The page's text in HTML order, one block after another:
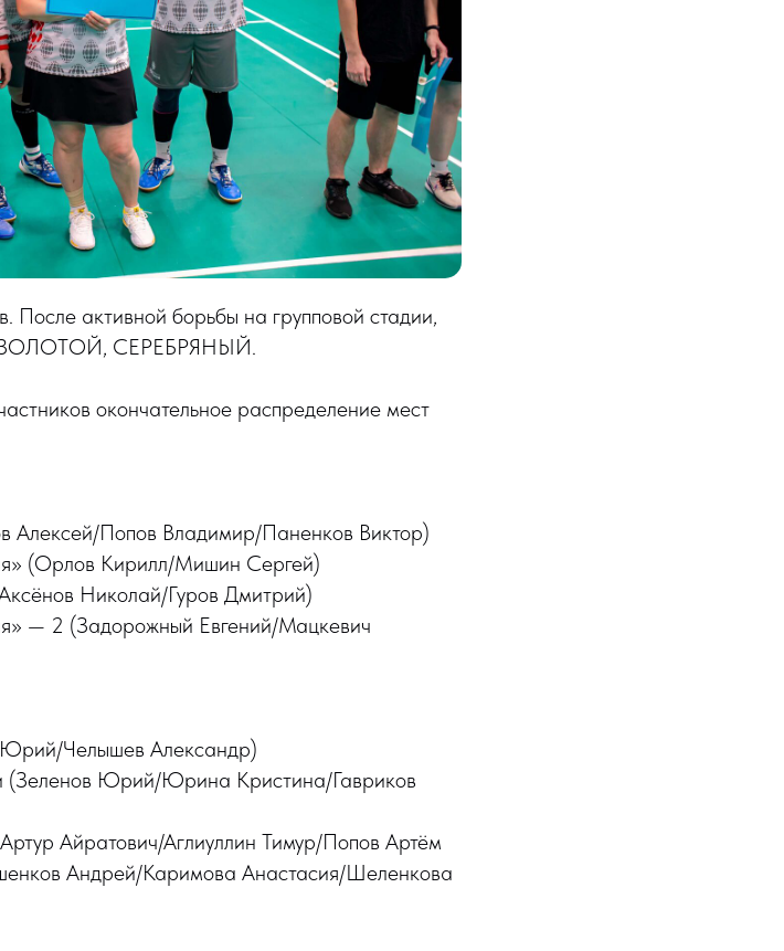
После активной борьбы на групповой стадии,
ЗОЛОТОЙ, СЕРЕБРЯНЫЙ.
окончательное распределение мест
Попов Владимир/Паненков Виктор)
(Орлов Кирилл/Мишин Сергей)
Николай/Гуров Дмитрий)
— 2 (Задорожный Евгений/Мацкевич
Челышев Александр)
Юрий/Юрина Кристина/Гавриков
Айратович/Аглиуллин Тимур/Попов Артём
Андрей/Каримова Анастасия/Шеленкова